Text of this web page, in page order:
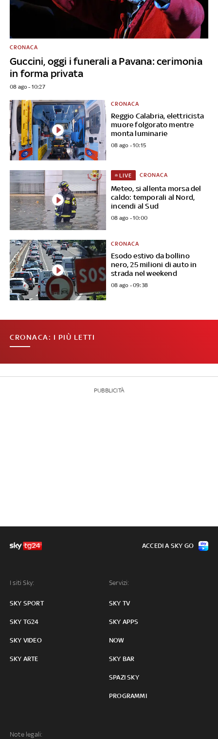
Guccini, oggi i funerali a Pavana: cerimonia
in forma privata
CRONACA
08 ago - 10:27
Reggio Calabria, elettricista
muore folgorato mentre
monta luminarie
CRONACA
08 ago - 10:15
Meteo, si allenta morsa del
caldo: temporali al Nord,
incendi al Sud
LIVE CRONACA
08 ago - 10:00
Esodo estivo da bollino
nero, 25 milioni di auto in
strada nel weekend
CRONACA
08 ago - 09:38
CRONACA: I PIÙ LETTI
PUBBLICITÀ
I siti Sky:
SKY SPORT
SKY TG24
SKY VIDEO
SKY ARTE
Servizi:
SKY TV
SKY APPS
NOW
SKY BAR
SPAZI SKY
PROGRAMMI
Note legali:
ACCEDI A SKY GO